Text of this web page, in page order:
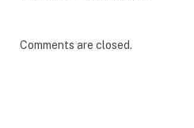
Comments are closed.